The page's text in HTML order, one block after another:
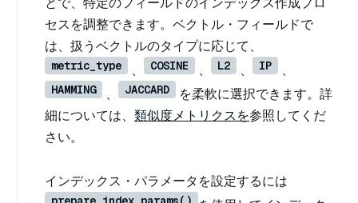
セスを調整できます。ベクトル・フィールドで
は、扱うベクトルのタイプに応じて、
metric_type 、 COSINE 、 L2 、 IP 、
HAMMING 、 JACCARD
を柔軟に選択できます。詳
細については、 類似度メトリクスを参照してくだ
さい。
インデックス・パラメータを設定するには